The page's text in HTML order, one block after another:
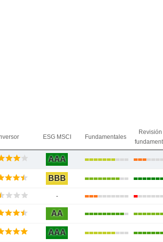
ESG MSCI Fundamentales
Revisión
AAA
BBB
-
AA
AAA